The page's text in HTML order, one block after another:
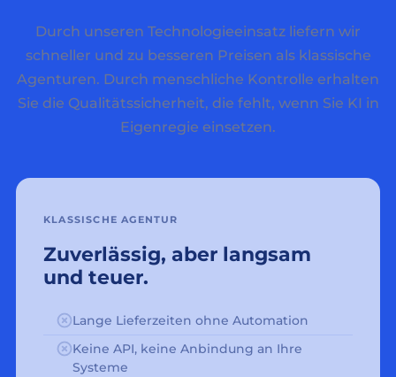
Durch unseren Technologieeinsatz liefern wir
schneller und zu besseren Preisen als klassische
Agenturen. Durch menschliche Kontrolle erhalten
Sie die Qualitätssicherheit, die fehlt, wenn Sie KI in
Eigenregie einsetzen.
KLASSISCHE AGENTUR
Zuverlässig, aber langsam
und teuer.
Lange Lieferzeiten ohne Automation
Keine API, keine Anbindung an Ihre
Systeme